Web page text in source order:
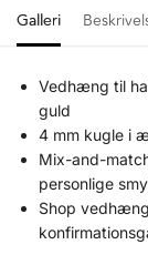
Galleri
Vedhæng til
guld
4 mm kugle i
Mix-and-
personlige
Shop